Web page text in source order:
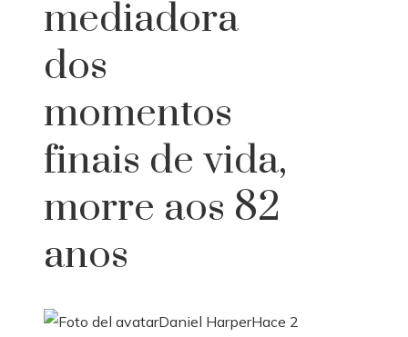
mediadora
dos
momentos
finais de vida,
morre aos 82
anos
Daniel HarperHace 2